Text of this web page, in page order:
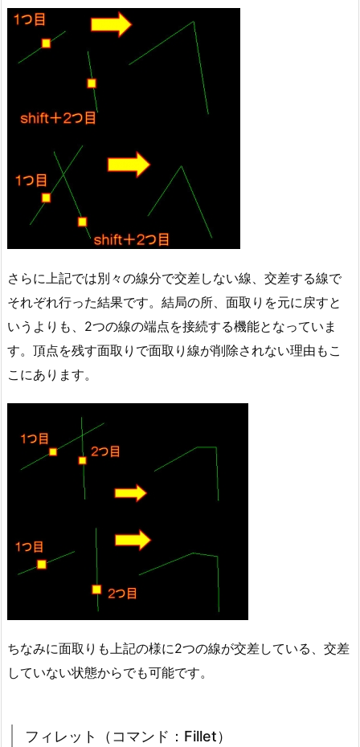
さらに上記では別々の線分で交差しない線、交差する線で
それぞれ行った結果です。結局の所、面取りを元に戻すと
いうよりも、2つの線の端点を接続する機能となっていま
す。頂点を残す面取りで面取り線が削除されない理由もこ
こにあります。
ちなみに面取りも上記の様に2つの線が交差している、交差
していない状態からでも可能です。
フィレット（コマンド：Fillet）